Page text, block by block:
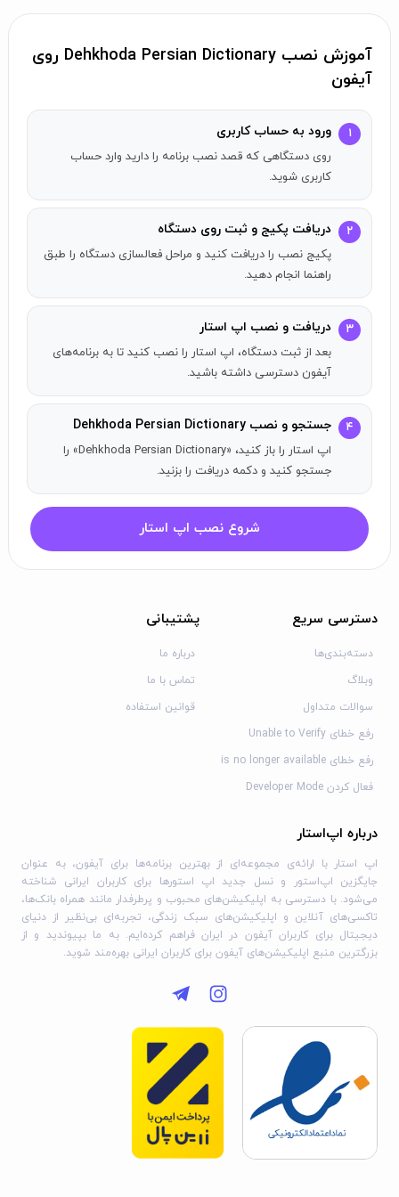
آموزش نصب Dehkhoda Persian Dictionary روی
آیفون
۱ ورود به حساب کاربری
روی دستگاهی که قصد نصب برنامه را دارید وارد حساب
کاربری شوید.
۲ دریافت پکیج و ثبت روی دستگاه
پکیج نصب را دریافت کنید و مراحل فعالسازی دستگاه را طبق
راهنما انجام دهید.
۳ دریافت و نصب اپ استار
بعد از ثبت دستگاه، اپ استار را نصب کنید تا به برنامه‌های
آیفون دسترسی داشته باشید.
۴ جستجو و نصب Dehkhoda Persian Dictionary
اپ استار را باز کنید، «Dehkhoda Persian Dictionary» را
جستجو کنید و دکمه دریافت را بزنید.
شروع نصب اپ استار
دسترسی سریع
دسته‌بندی‌ها
وبلاگ
سوالات متداول
رفع خطای Unable to Verify
رفع خطای is no longer available
فعال کردن Developer Mode
پشتیبانی
درباره ما
تماس با ما
قوانین استفاده
درباره اپ‌استار
اپ استار با ارائه‌ی مجموعه‌ای از بهترین برنامه‌ها برای آیفون، به عنوان
جایگزین اپ‌استور و نسل جدید اپ استورها برای کاربران ایرانی شناخته
می‌شود. با دسترسی به اپلیکیشن‌های محبوب و پرطرفدار مانند همراه بانک‌ها،
تاکسی‌های آنلاین و اپلیکیشن‌های سبک زندگی، تجربه‌ای بی‌نظیر از دنیای
دیجیتال برای کاربران آیفون در ایران فراهم کرده‌ایم. به ما بپیوندید و از
بزرگترین منبع اپلیکیشن‌های آیفون برای کاربران ایرانی بهره‌مند شوید.